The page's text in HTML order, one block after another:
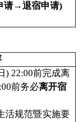
请→退宿申请)
) 22:00前完成离
前务必离开宿
活规范暨实施要